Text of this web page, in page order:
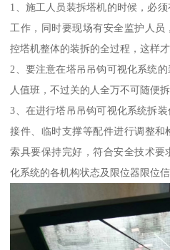
1、施工人员装拆塔机的时候，必
工作，同时要现场有安全监护人
控塔机整体的装拆的全过程，这样
2、要注意在塔吊吊钩可视化系统
人值班，不过关的人全万不可随便
3、在进行塔吊吊钩可视化系统拆
接件、临时支撑等配件进行调整和
索具要保持完好，符合安全技术
化系统的各机构状态及限位器限位信